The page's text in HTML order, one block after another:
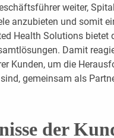
weiter,
anzubieten und somit
Health Solutions
Damit
Kunden, um die
gemeinsam als
der